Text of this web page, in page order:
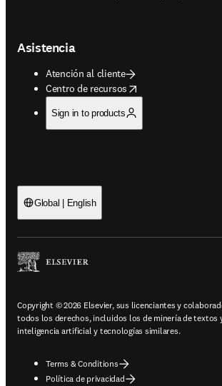
Asistencia
Atención al cliente
Centro de recursos
opens in new tab/window
Sign in to products
Global | English
Copyright © 2026 Elsevier, sus licenciantes y
todos los derechos, incluidos los de minería de textos
inteligencia artificial y tecnologías similares.
Terms & Conditions
Política de privacidad